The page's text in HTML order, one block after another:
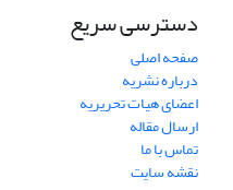
دسترسی سریع
صفحه اصلی
درباره نشریه
اعضای هیات تحریریه
ارسال مقاله
تماس با ما
نقشه سایت